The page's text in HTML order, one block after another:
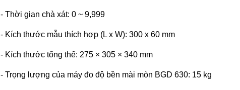
- Thời gian chà xát: 0 ~ 9,999
- Kích thước mẫu thích hợp (L x W): 300 x 60 mm
- Kích thước tổng thể: 275 × 305 × 340 mm
- Trọng lượng của máy đo độ bền mài mòn BGD 630: 15 kg